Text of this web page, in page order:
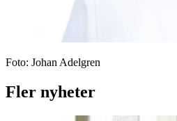
Foto: Johan Adelgren
Fler nyheter